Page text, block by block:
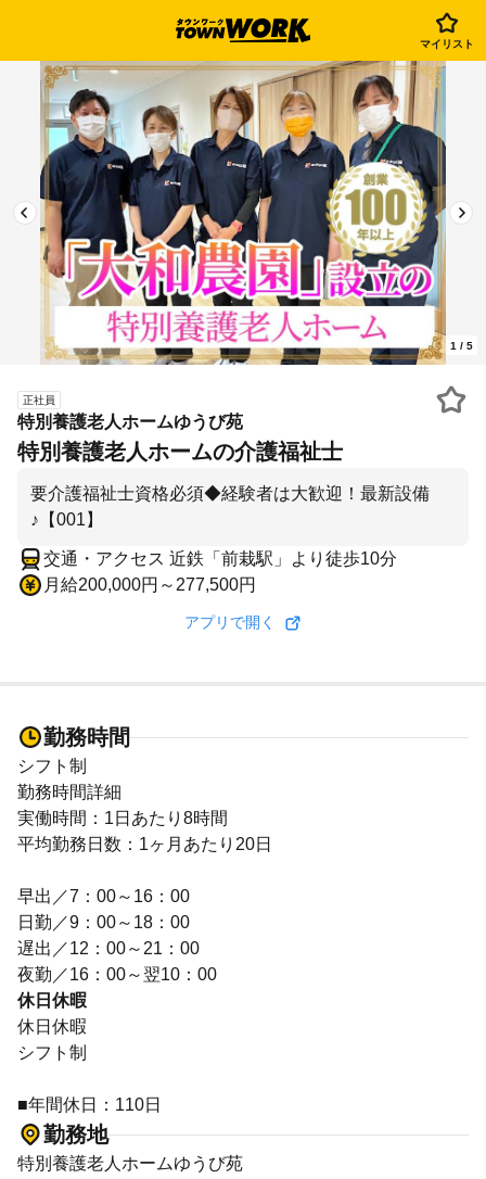
マイリスト
1 / 5
正社員
特別養護老人ホームゆうび苑
特別養護老人ホームの介護福祉士
要介護福祉士資格必須◆経験者は大歓迎！最新設備
♪【001】
交通・アクセス 近鉄「前栽駅」より徒歩10分
月給200,000円～277,500円
アプリで開く
勤務時間
シフト制
勤務時間詳細
実働時間：1日あたり8時間
平均勤務日数：1ヶ月あたり20日
早出／7：00～16：00
日勤／9：00～18：00
遅出／12：00～21：00
夜勤／16：00～翌10：00
休日休暇
休日休暇
シフト制
■年間休日：110日
勤務地
特別養護老人ホームゆうび苑